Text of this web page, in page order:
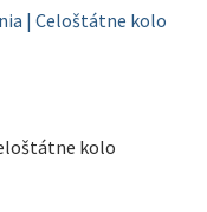
| Celoštátne kolo
kolo